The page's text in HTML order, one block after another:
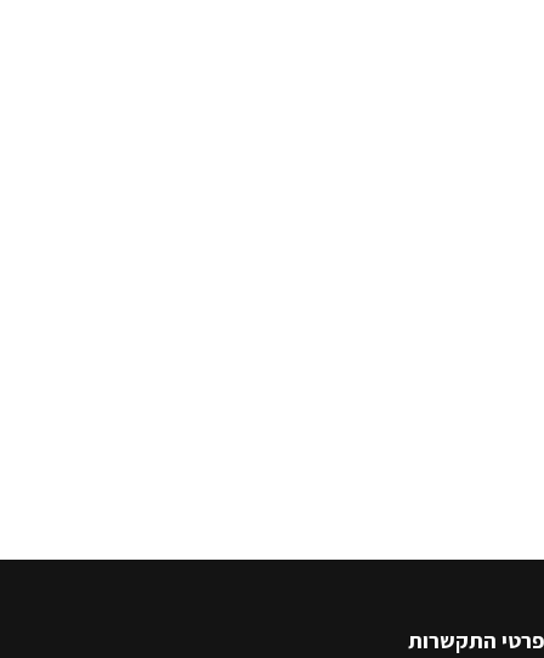
פרטי התקשרות